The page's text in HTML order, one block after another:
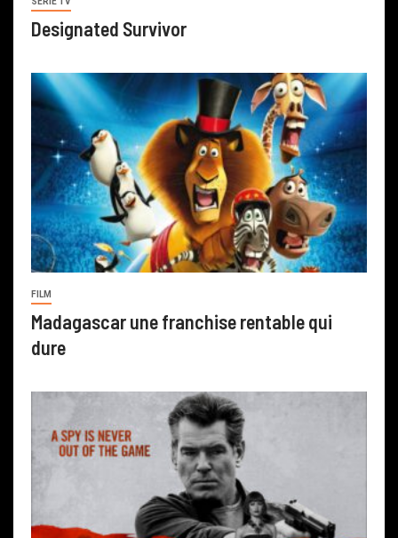
Designated Survivor
FILM
Madagascar une franchise rentable qui
dure